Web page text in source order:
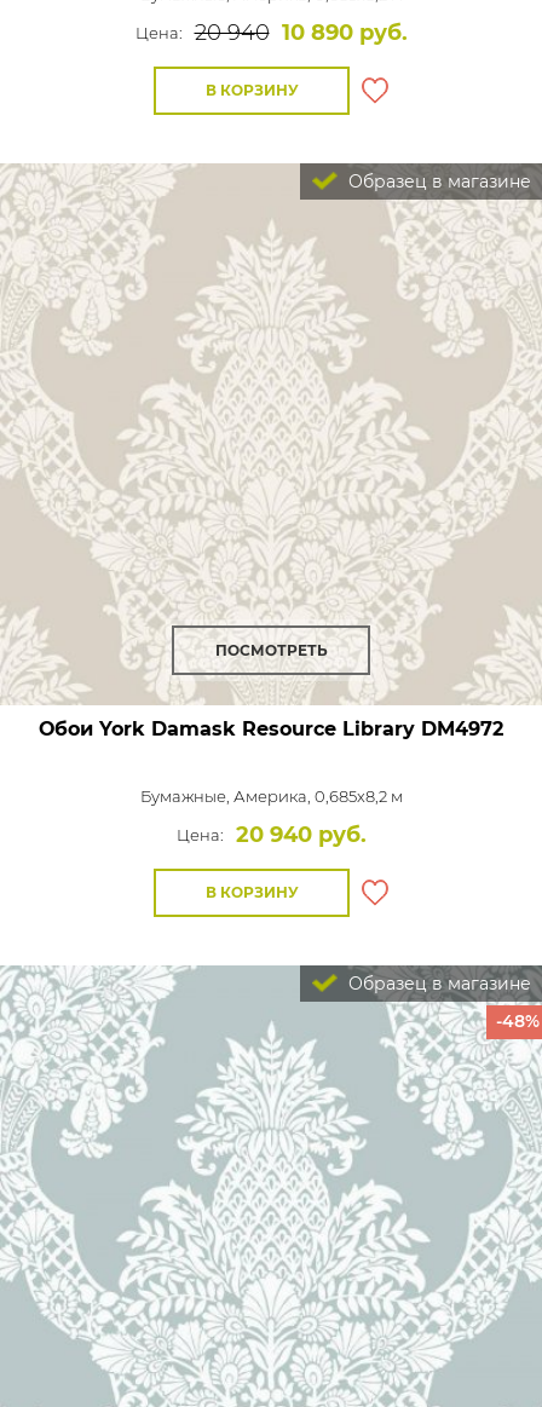
Цена:
20 940 10 890 руб.
В КОРЗИНУ
Образец в магазине
ПОСМОТРЕТЬ
Обои York Damask Resource Library DM4972
Бумажные, Америка, 0,685x8,2 м
Цена:
20 940 руб.
В КОРЗИНУ
Образец в магазине
-48%